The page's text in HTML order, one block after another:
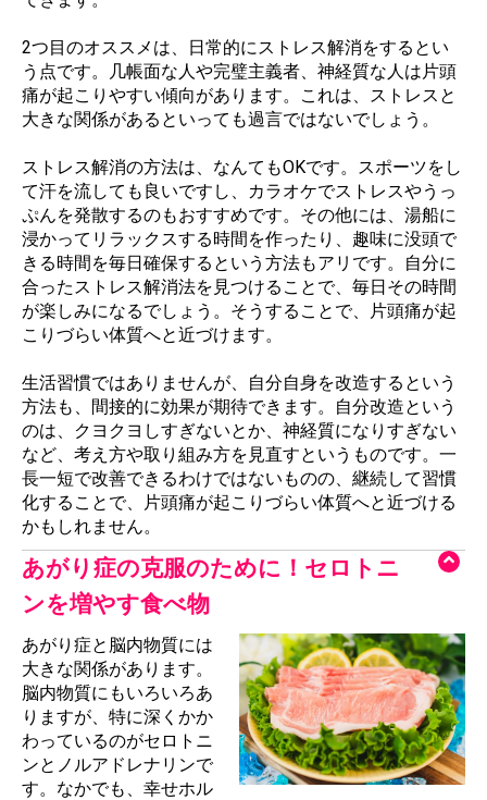
2つ目のオススメは、日常的にストレス解消をするとい
う点です。几帳面な人や完璧主義者、神経質な人は片頭
痛が起こりやすい傾向があります。これは、ストレスと
大きな関係があるといっても過言ではないでしょう。
ストレス解消の方法は、なんてもOKです。スポーツをし
て汗を流しても良いですし、カラオケでストレスやうっ
ぷんを発散するのもおすすめです。その他には、湯船に
浸かってリラックスする時間を作ったり、趣味に没頭で
きる時間を毎日確保するという方法もアリです。自分に
合ったストレス解消法を見つけることで、毎日その時間
が楽しみになるでしょう。そうすることで、片頭痛が起
こりづらい体質へと近づけます。
生活習慣ではありませんが、自分自身を改造するという
方法も、間接的に効果が期待できます。自分改造という
のは、クヨクヨしすぎないとか、神経質になりすぎない
など、考え方や取り組み方を見直すというものです。一
長一短で改善できるわけではないものの、継続して習慣
化することで、片頭痛が起こりづらい体質へと近づける
かもしれません。
あがり症の克服のために！セロトニ
ンを増やす食べ物
あがり症と脳内物質には
大きな関係があります。
脳内物質にもいろいろあ
りますが、特に深くかか
わっているのがセロトニ
ンとノルアドレナリンで
す。なかでも、幸せホル